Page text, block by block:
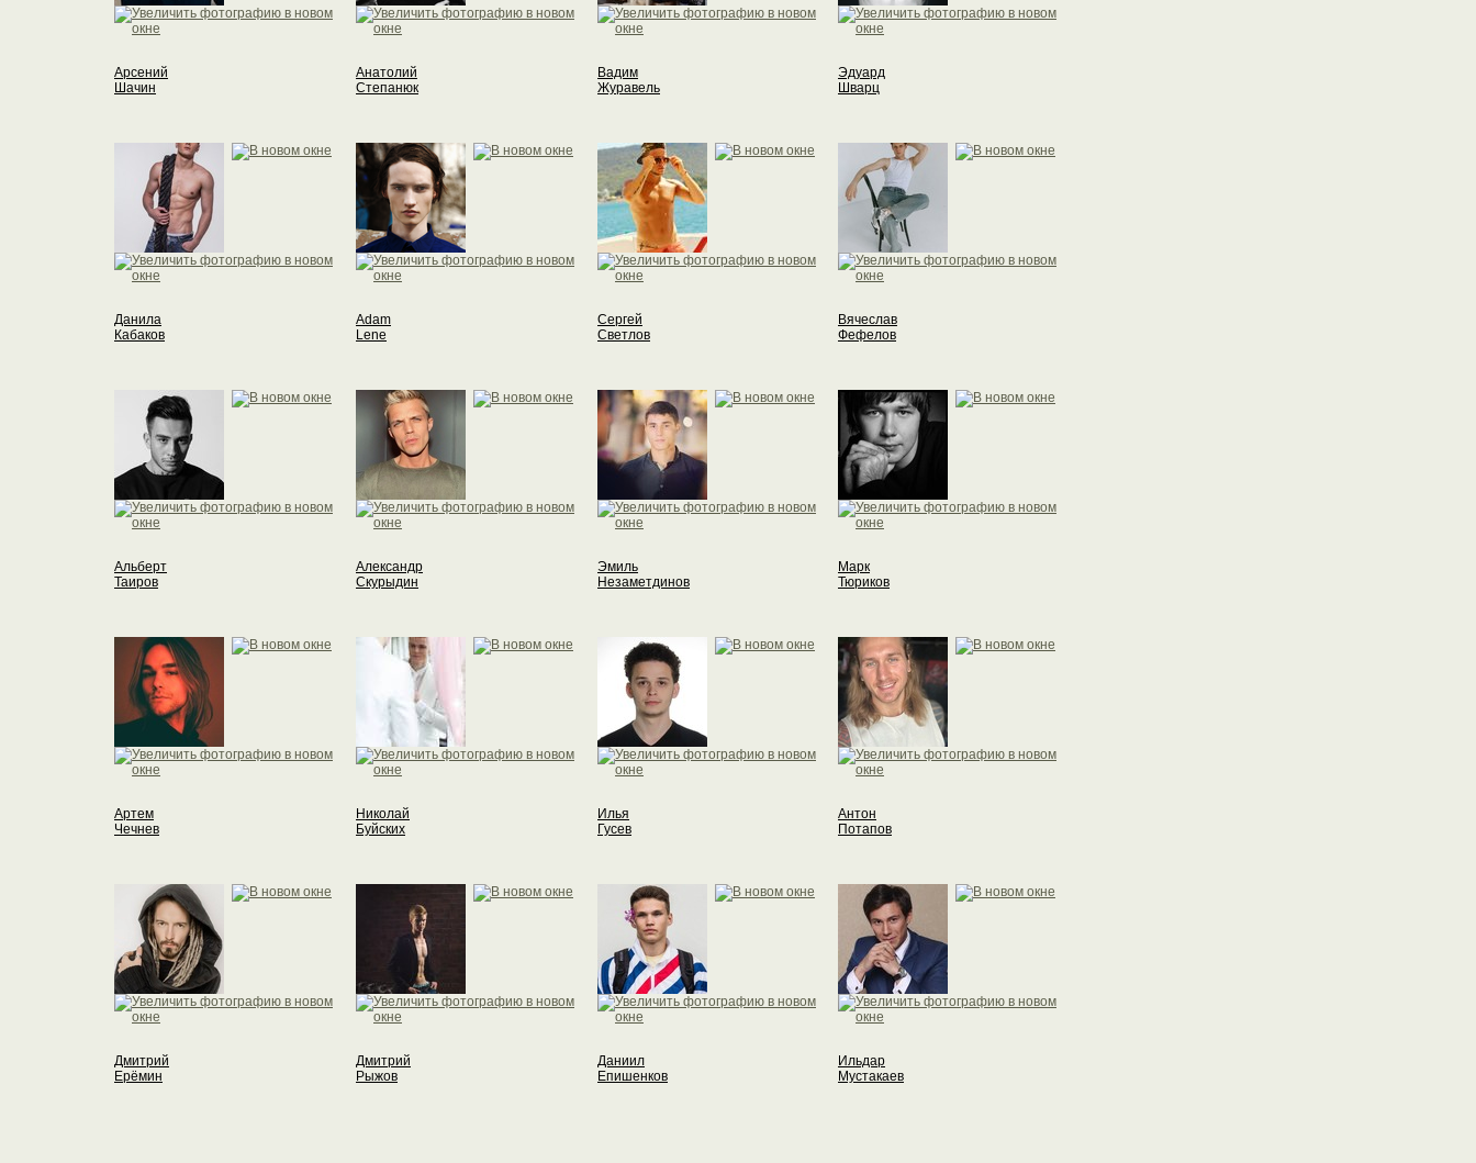
Арсений
Шачин
Анатолий
Степанюк
Вадим
Журавель
Эдуард
Шварц
Данила
Кабаков
Adam
Lene
Сергей
Светлов
Вячеслав
Фефелов
Альберт
Таиров
Александр
Скурыдин
Эмиль
Незаметдинов
Марк
Тюриков
Артем
Чечнев
Николай
Буйских
Илья
Гусев
Антон
Потапов
Дмитрий
Ерёмин
Дмитрий
Рыжов
Даниил
Епишенков
Ильдар
Мустакаев